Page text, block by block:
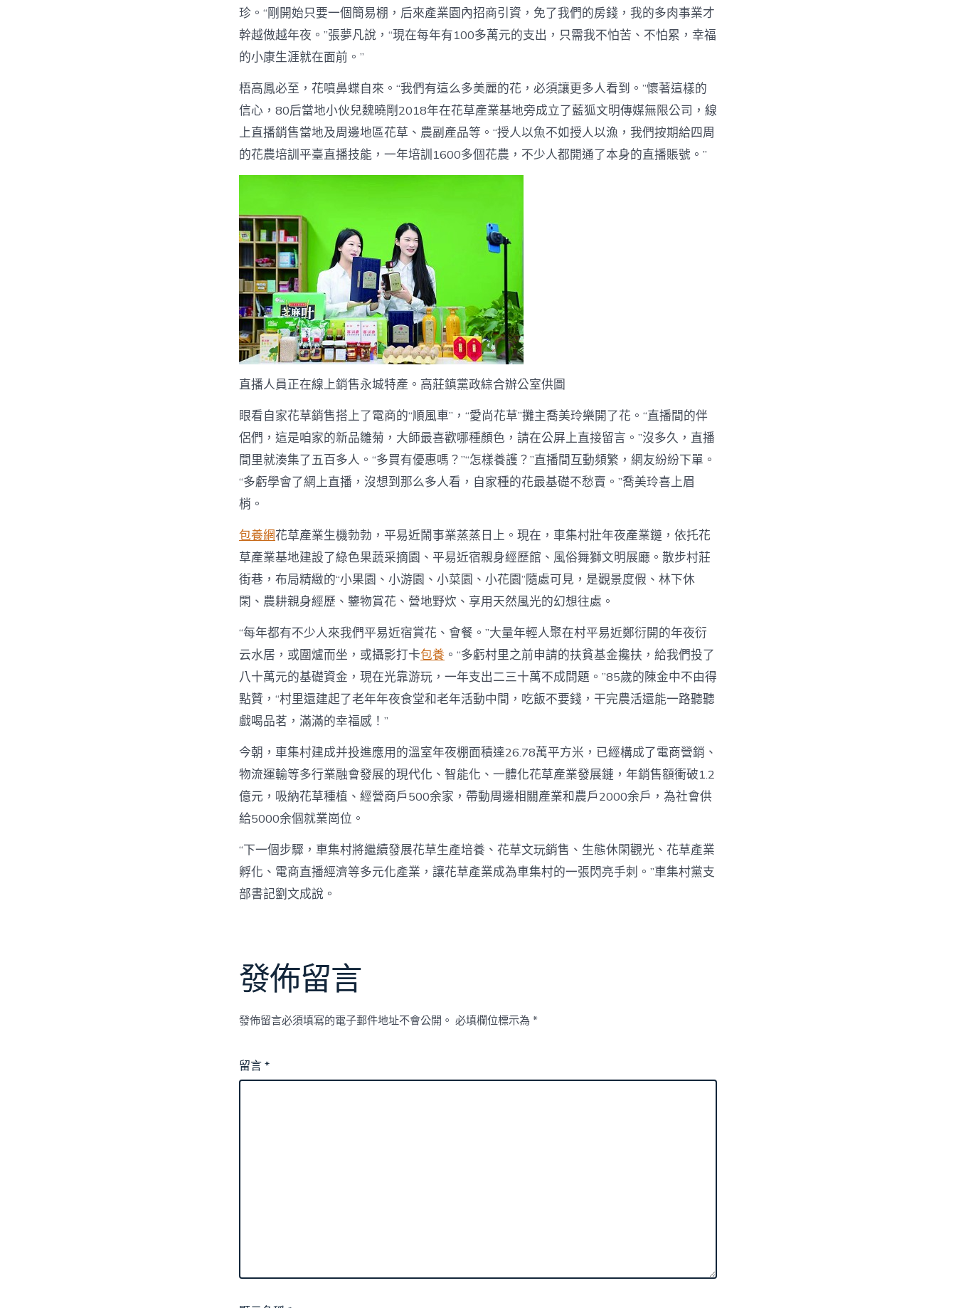
珍。“剛開始只要一個簡易棚，后來產業園內招商引資，免了我們的房錢，我的多肉事業才
幹越做越年夜。”張夢凡說，“現在每年有100多萬元的支出，只需我不怕苦、不怕累，幸福
的小康生涯就在面前。”
梧高鳳必至，花噴鼻蝶自來。“我們有這么多美麗的花，必須讓更多人看到。”懷著這樣的
信心，80后當地小伙兒魏曉剛2018年在花草產業基地旁成立了藍狐文明傳媒無限公司，線
上直播銷售當地及周邊地區花草、農副產品等。“授人以魚不如授人以漁，我們按期給四周
的花農培訓平臺直播技能，一年培訓1600多個花農，不少人都開通了本身的直播賬號。”
直播人員正在線上銷售永城特產。高莊鎮黨政綜合辦公室供圖
眼看自家花草銷售搭上了電商的“順風車”，“愛尚花草”攤主喬美玲樂開了花。“直播間的伴
侶們，這是咱家的新品雛菊，大師最喜歡哪種顏色，請在公屏上直接留言。”沒多久，直播
間里就湊集了五百多人。“多買有優惠嗎？”“怎樣養護？”直播間互動頻繁，網友紛紛下單。
“多虧學會了網上直播，沒想到那么多人看，自家種的花最基礎不愁賣。”喬美玲喜上眉
梢。
包養網花草產業生機勃勃，平易近鬧事業蒸蒸日上。現在，車集村壯年夜產業鏈，依托花
草產業基地建設了綠色果蔬采摘園、平易近宿親身經歷館、風俗舞獅文明展廳。散步村莊
街巷，布局精緻的“小果園、小游園、小菜園、小花園”隨處可見，是觀景度假、林下休
閑、農耕親身經歷、鑒物賞花、營地野炊、享用天然風光的幻想往處。
“每年都有不少人來我們平易近宿賞花、會餐。”大量年輕人聚在村平易近鄭衍開的年夜衍
云水居，或圍爐而坐，或攝影打卡包養 。“多虧村里之前申請的扶貧基金攙扶，給我們投了
八十萬元的基礎資金，現在光靠游玩，一年支出二三十萬不成問題。”85歲的陳金中不由得
點贊，“村里還建起了老年年夜食堂和老年活動中間，吃飯不要錢，干完農活還能一路聽聽
戲喝品茗，滿滿的幸福感！”
今朝，車集村建成并投進應用的溫室年夜棚面積達26.78萬平方米，已經構成了電商營銷、
物流運輸等多行業融會發展的現代化、智能化、一體化花草產業發展鏈，年銷售額衝破1.2
億元，吸納花草種植、經營商戶500余家，帶動周邊相關產業和農戶2000余戶，為社會供
給5000余個就業崗位。
“下一個步驟，車集村將繼續發展花草生產培養、花草文玩銷售、生態休閑觀光、花草產業
孵化、電商直播經濟等多元化產業，讓花草產業成為車集村的一張閃亮手刺。”車集村黨支
部書記劉文成說。
發佈留言
發佈留言必須填寫的電子郵件地址不會公開。 必填欄位標示為 *
留言*